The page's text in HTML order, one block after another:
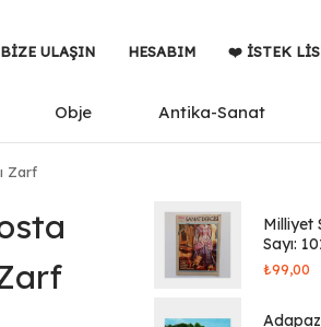
BIZE ULAŞIN HESABIM ❤️ İSTEK
Obje Antika-Sanat
Zarf
Milliyet
Sayı:
₺99,00